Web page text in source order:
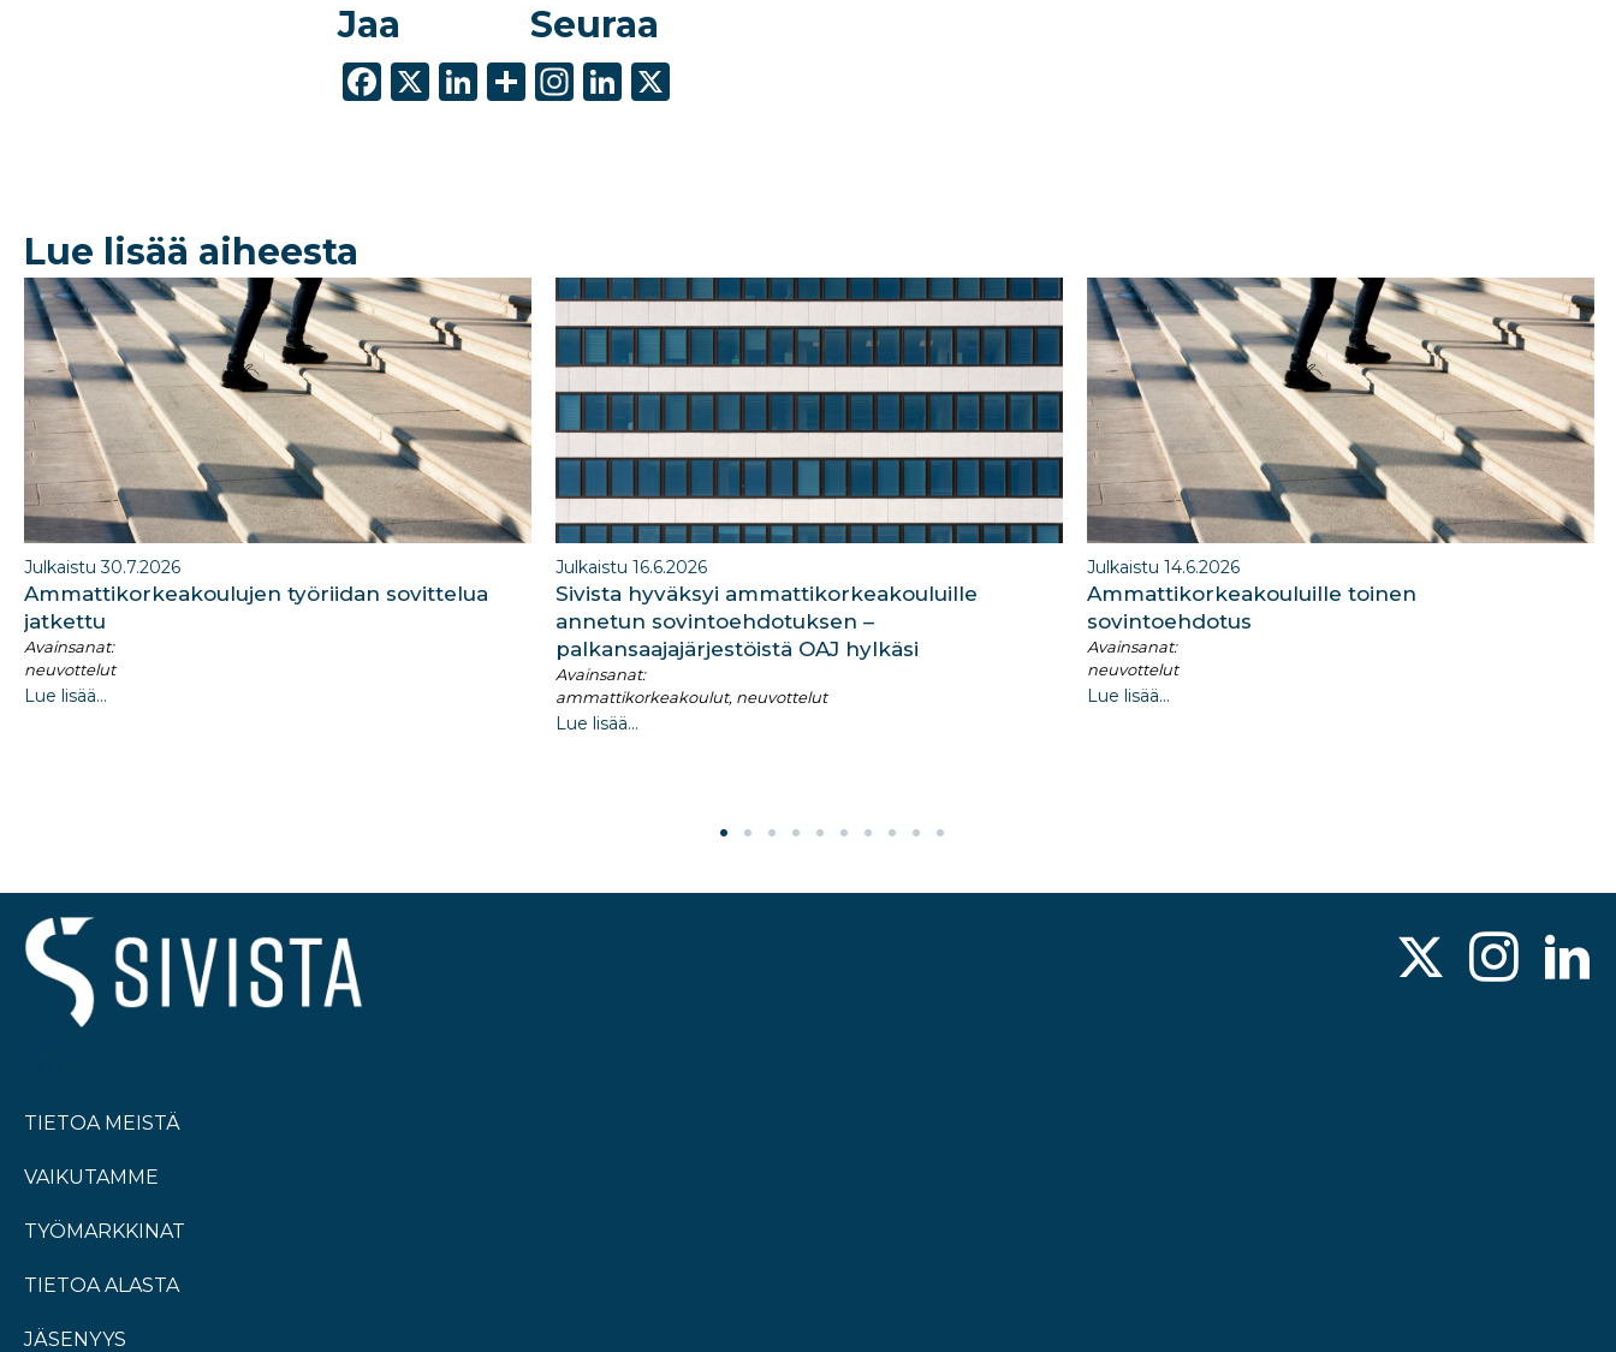
Jaa
F
o
o
k
X Li
n
S
Seuraa
In
m
Li
n
X
Lue lisää aiheesta
Julkaistu 30.7.2026
Ammattikorkeakoulujen työriidan sovittelua
jatkettu
Avainsanat:
neuvottelut
Lue lisää...
Julkaistu 16.6.2026
Sivista hyväksyi ammattikorkeakouluille
annetun sovintoehdotuksen –
palkansaajajärjestöistä OAJ hylkäsi
Avainsanat:
ammattikorkeakoulut, neuvottelut
Lue lisää...
Julkaistu 14.6.2026
Ammattikorkeakouluille toinen
sovintoehdotus
Avainsanat:
neuvottelut
Lue lisää...
TIETOA MEISTÄ
VAIKUTAMME
TYÖMARKKINAT
TIETOA ALASTA
JÄSENYYS